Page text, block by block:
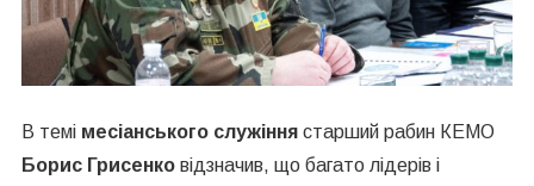
В темі месіанського служіннястарший рабин КЕМО
Борис Грисенковідзначив, що багато лідерів і